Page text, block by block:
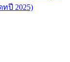
ปี 2025)